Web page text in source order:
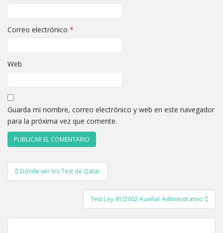
Correo electrónico *
Web
Guarda mi nombre, correo electrónico y web en este navegador
para la próxima vez que comente.
Navegación
de
Dónde ver los Test de Qatar
Test Ley 41/2002 Auxiliar Administrativo